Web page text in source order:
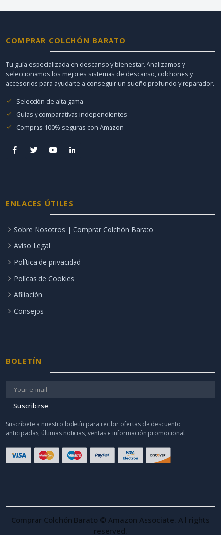
COMPRAR COLCHÓN BARATO
Tu guía especializada en descanso y bienestar. Analizamos y
seleccionamos los mejores sistemas de descanso, colchones y
accesorios para ayudarte a conseguir un sueño profundo y reparador.
Selección de alta gama
Guías y comparativas independientes
Compras 100% seguras con Amazon
ENLACES ÚTILES
Sobre Nosotros | Comprar Colchón Barato
Aviso Legal
Política de privacidad
Polícas de Cookies
Afiliación
Consejos
BOLETÍN
Suscribirse
Suscríbete a nuestro boletín para recibir ofertas de descuento
anticipadas, últimas noticias, ventas e información promocional.
Comprar Colchón Barato © Amazon Associate. All rights
reserved.